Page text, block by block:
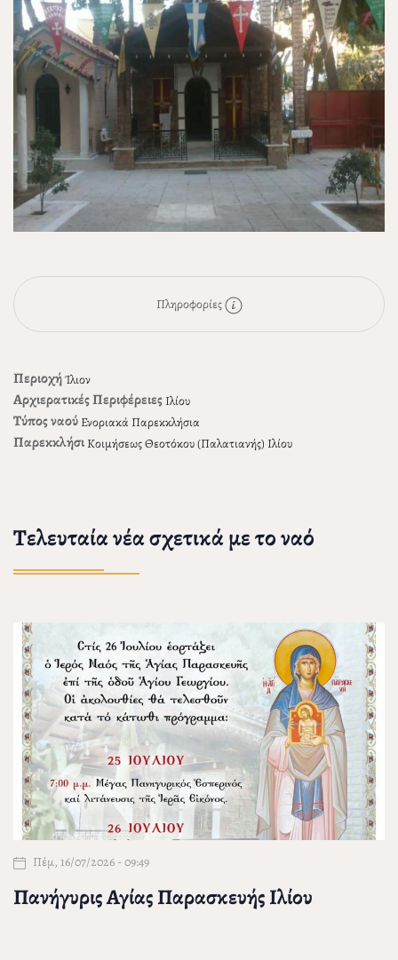
Πληροφορίες
ΠεριοχήΊλιον
Αρχιερατικές Περιφέρειες Ιλίου
Τύπος ναού Ενοριακά Παρεκκλήσια
Παρεκκλήσι Κοιμήσεως Θεοτόκου (Παλατιανής) Ιλίου
Τελευταία νέα σχετικά με το ναό
Πέμ, 16/07/2026 - 09:49
Πανήγυρις Αγίας Παρασκευής Ιλίου